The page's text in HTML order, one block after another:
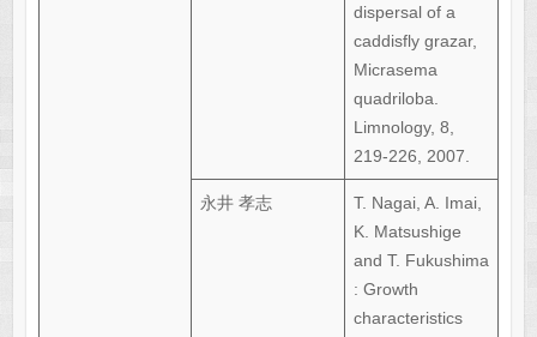
dispersal of a
caddisfly grazar,
Micrasema
quadriloba.
Limnology, 8,
219-226, 2007.
永井 孝志
T. Nagai, A. Imai,
K. Matsushige
and T. Fukushima
: Growth
characteristics